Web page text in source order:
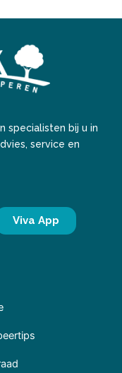
specialisten bij u in
service en
Viva App